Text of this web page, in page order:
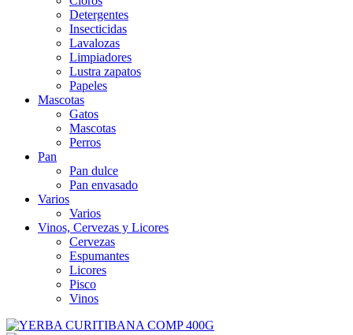
Detergentes
Insecticidas
Lavalozas
Limpiadores
Lustra zapatos
Papeles
Mascotas
Gatos
Mascotas
Perros
Pan
Pan dulce
Pan envasado
Varios
Varios
Vinos, Cervezas y Licores
Cervezas
Espumantes
Licores
Pisco
Vinos